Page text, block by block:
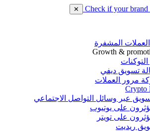
Check if your
✕
المشفرة
Growth &
التوكنات
تسويق ديفي
مرور العملات
Crypto
عبر وسائل التواصل الاجتماعي
على يوتيوب
على تويتر
ريديت